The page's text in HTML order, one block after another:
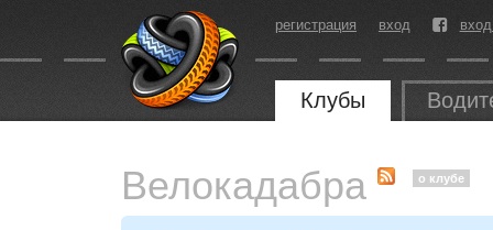
регистрация вход
Клубы
Велокадабра о клубе